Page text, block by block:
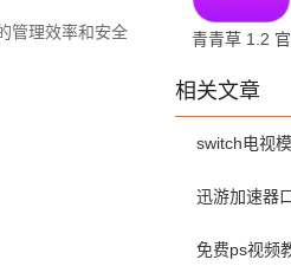
管理效率和安全
青青草 1.2 官
相关文章